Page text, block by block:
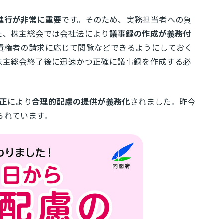
行が非常に重要です。そのため、実務担当者への負
株主総会では会社法により議事録の作成が義務付
者の請求に応じて閲覧などできるようにしておく
総会終了後に迅速かつ正確に議事録を作成する必
により合理的配慮の提供が義務化されました。昨今
ています。